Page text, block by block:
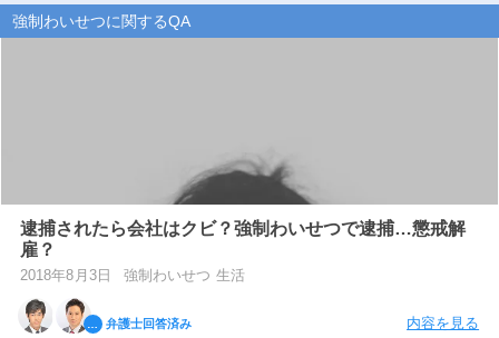
強制わいせつに関するQA
逮捕されたら会社はクビ？強制わいせつで逮捕…懲戒解
雇？
2018年8月3日 強制わいせつ 生活
弁護士回答済み 内容を見る